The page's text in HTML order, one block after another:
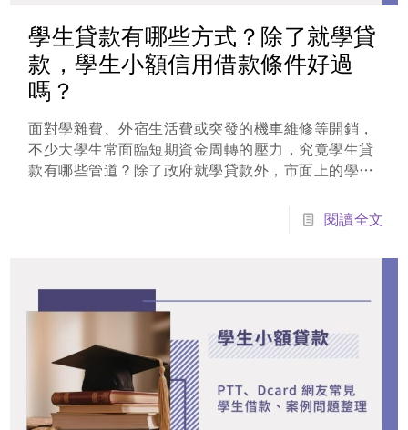
學生貸款有哪些方式？除了就學貸
款，學生小額信用借款條件好過
嗎？
面對學雜費、外宿生活費或突發的機車維修等開銷，
不少大學生常面臨短期資金周轉的壓力，究竟學生貸
款有哪些管道？除了政府就學貸款外，市面上的學生
生借款方式，年滿 18 歲且具備完全行為能力，已是
法定的基本必要條件，本文將為你完整盤點常見的學
閱讀全文